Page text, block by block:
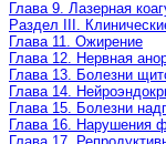
Глава 9. Лазерная
Раздел III.
Глава 11. Ожирение
Глава 12. Нервная
Глава 13. Болезни
Глава 14.
Глава 15. Болезни
Глава 16. Нарушения